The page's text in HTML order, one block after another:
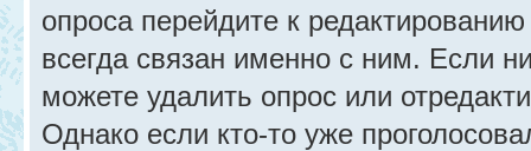
опроса перейдите к
всегда связан именно с ним. Если
можете удалить опрос или
Однако если кто-то уже